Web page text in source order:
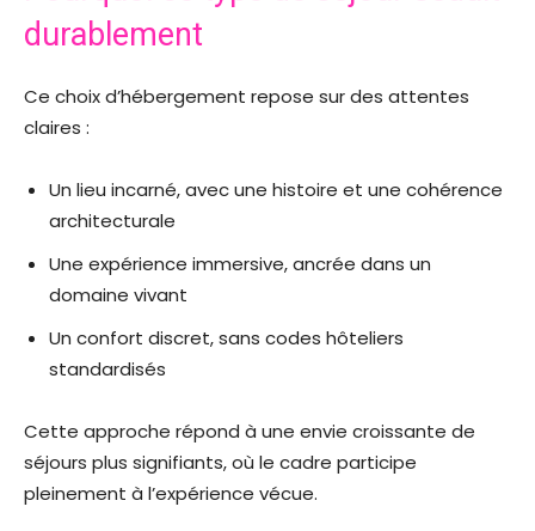
durablement
Ce choix d’hébergement repose sur des attentes
claires :
Un lieu incarné, avec une histoire et une cohérence
architecturale
Une expérience immersive, ancrée dans un
domaine vivant
Un confort discret, sans codes hôteliers
standardisés
Cette approche répond à une envie croissante de
séjours plus signifiants, où le cadre participe
pleinement à l’expérience vécue.